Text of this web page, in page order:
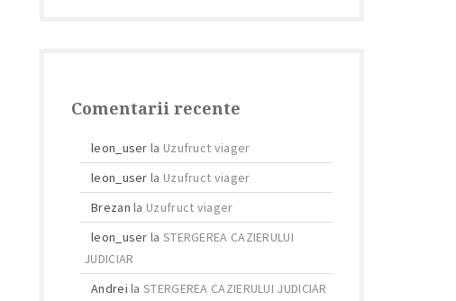
Comentarii recente
leon_user la Uzufruct viager
leon_user la Uzufruct viager
Brezan la Uzufruct viager
leon_user la STERGEREA CAZIERULUI
JUDICIAR
Andrei laSTERGEREA CAZIERULUI JUDICIAR